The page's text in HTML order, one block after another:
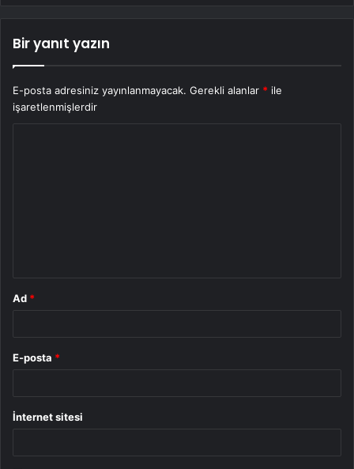
Bir yanıt yazın
E-posta adresiniz yayınlanmayacak. Gerekli alanlar * ile
işaretlenmişlerdir
Ad *
E-posta *
İnternet sitesi